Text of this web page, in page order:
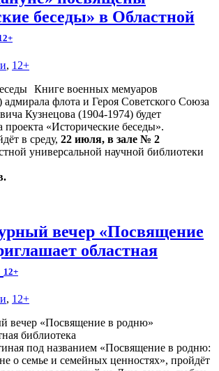
беседы» в Областной
, 12+
Книге военных мемуаров
флота и Героя Советского Союза
Кузнецова (1904-1974) будет
проекта «Исторические беседы».
в среду, 22 июля, в зале № 2
универсальной научной библиотеки
вечер «Посвящение
областная
12+
, 12+
под названием «Посвящение в родню:
о семье и семейных ценностях», пройдёт